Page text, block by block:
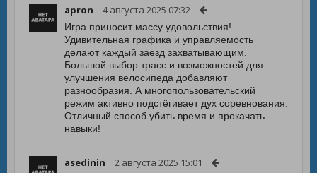
apron 4 августа 2025 07:32
Игра приносит массу удовольствия!
Удивительная графика и управляемость
делают каждый заезд захватывающим.
Большой выбор трасс и возможностей для
улучшения велосипеда добавляют
разнообразия. А многопользовательский
режим активно подстёгивает дух соревнования.
Отличный способ убить время и прокачать
навыки!
asedinin 2 августа 2025 15:01